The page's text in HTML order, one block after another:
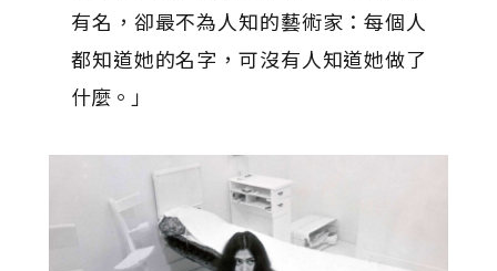
有名，卻最不為人知的藝術家：每個人
都知道她的名字，可沒有人知道她做了
什麼。」